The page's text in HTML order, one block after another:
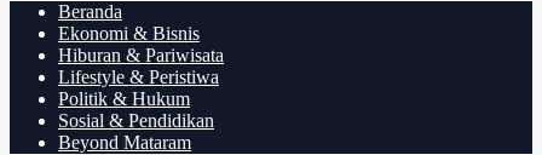
Beranda
Ekonomi & Bisnis
Hiburan & Pariwisata
Lifestyle & Peristiwa
Politik & Hukum
Sosial & Pendidikan
Beyond Mataram